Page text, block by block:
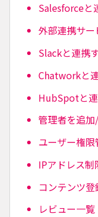
Salesforceと
外部連携サ
Slackと連携
Chatworkと
HubSpotと
管理者を追
ユーザー権限
IPアドレス制
コンテンツ登
レビュー一覧